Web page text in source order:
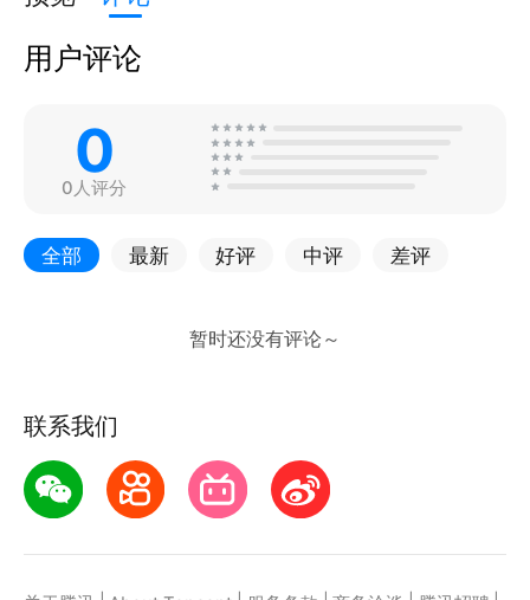
用户评论
0
0人评分
全部 最新 好评 中评 差评
联系我们